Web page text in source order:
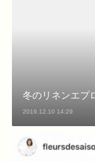
冬のリネンエプ
2019.12.10 14:29